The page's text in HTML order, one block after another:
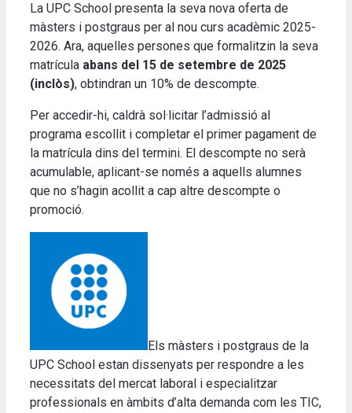
La UPC School presenta la seva nova oferta de
màsters i postgraus per al nou curs acadèmic 2025-
2026. Ara, aquelles persones que formalitzin la seva
matrícula abans del 15 de setembre de 2025
(inclòs), obtindran un 10% de descompte.
Per accedir-hi, caldrà sol·licitar l’admissió al
programa escollit i completar el primer pagament de
la matrícula dins del termini. El descompte no serà
acumulable, aplicant-se només a aquells alumnes
que no s’hagin acollit a cap altre descompte o
promoció.
Els màsters i postgraus de la
UPC School estan dissenyats per respondre a les
necessitats del mercat laboral i especialitzar
professionals en àmbits d’alta demanda com les TIC,